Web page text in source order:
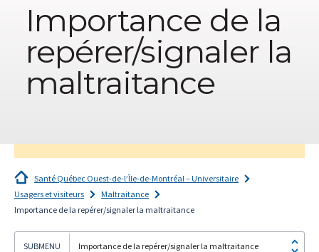
Importance de la
repérer/signaler la
maltraitance
Santé Québec Ouest-de-l’Île-de-Montréal – Universitaire
Usagers et visiteurs
Maltraitance
Importance de la repérer/signaler la maltraitance
Importance de la repérer/signaler la maltraitance
santé!
*
Courriel